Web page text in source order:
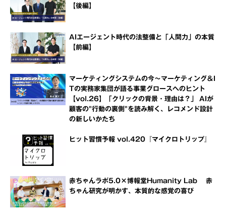
【後編】
AIエージェント時代の法整備と「人間力」の本質
【前編】
マーケティングシステムの今～マーケティング＆I
Tの実務家集団が語る事業グロースへのヒント
【vol.26】「クリックの背景・理由は？」 AIが
顧客の"行動の裏側"を読み解く、レコメンド設計
の新しいかたち
ヒット習慣予報 vol.420『マイクロトリップ』
赤ちゃんラボ5.0×博報堂Humanity Lab 赤
ちゃん研究が明かす、本質的な感覚の喜び